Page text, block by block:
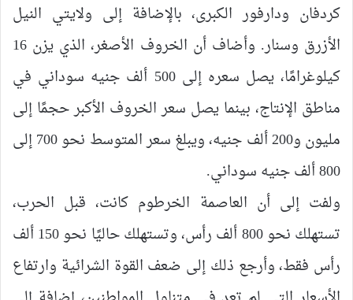
كردفان ودارفور الكبرى، بالإضافة إلى ولايتي النيل
الأزرق وسنار. وأضاف أن الخروف الأصغر، الذي يزن 16
كيلوغرامًا، يصل سعره إلى 500 ألف جنيه سوداني في
مناطق الإنتاج، بينما يصل سعر الخروف الأكبر حجمًا إلى
مليون و200 ألف جنيه، ويبلغ سعر المتوسط نحو 700 إلى
800 ألف جنيه سوداني.
ولفت إلى أن العاصمة الخرطوم كانت، قبل الحرب،
تستهلك نحو 800 ألف رأس، وتستهلك حاليًا نحو 150 ألف
رأس فقط، وأرجع ذلك إلى ضعف القوة الشرائية وارتفاع